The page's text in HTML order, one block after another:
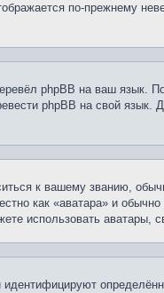
по-прежнему
phpBB на ваш язык.
phpBB на свой
к вашему званию,
как «аватара» и
использовать